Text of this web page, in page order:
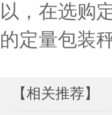
以，在选购
的定量包装秤
【相关推荐】